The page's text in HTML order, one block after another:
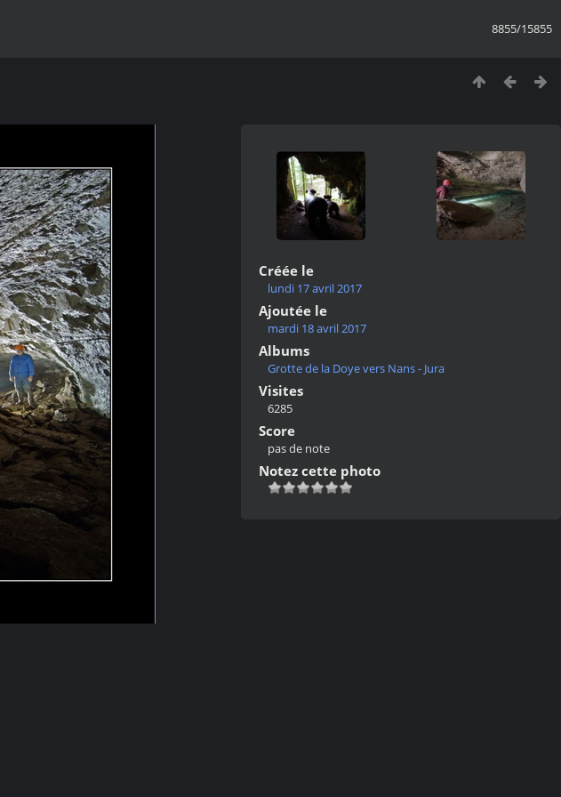
8855/15855
Créée le
lundi 17 avril 2017
Ajoutée le
mardi 18 avril 2017
Albums
Grotte de la Doye vers Nans - Jura
Visites
6285
Score
pas de note
Notez cette photo